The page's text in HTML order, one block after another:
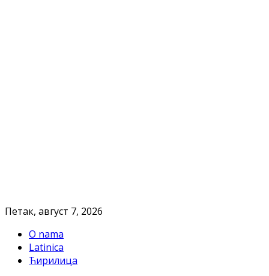
Петак, август 7, 2026
O nama
Latinica
Ћирилица